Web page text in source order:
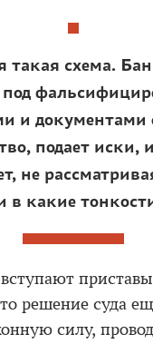
такая схема.
под
и документами
подает иски,
не
в какие
решение суда
силу,